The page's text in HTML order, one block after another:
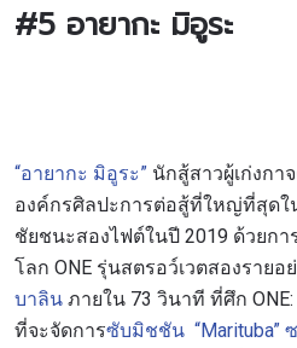
#5 อายากะ มิอูระ
“อายากะ มิอูระ” นักสู้สาวผู้เก่งกา
องค์กรศิลปะการต่อสู้ที่ใหญ่ที่สุดใ
ชัยชนะสองไฟต์ในปี 2019 ด้วยก
โลก ONE รุ่นสตรอว์เวตสองรายอ
บาลิน ภายใน 73 วินาที ที่ศึก ONE:
ที่จะจัดการซับมิชชัน “Marituba”